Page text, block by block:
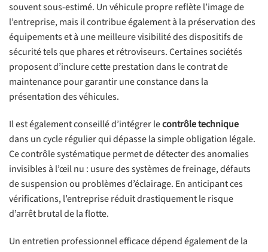
souvent sous-estimé. Un véhicule propre reflète l’image de
l’entreprise, mais il contribue également à la préservation des
équipements et à une meilleure visibilité des dispositifs de
sécurité tels que phares et rétroviseurs. Certaines sociétés
proposent d’inclure cette prestation dans le contrat de
maintenance pour garantir une constance dans la
présentation des véhicules.
Il est également conseillé d’intégrer lecontrôle technique
dans un cycle régulier qui dépasse la simple obligation légale.
Ce contrôle systématique permet de détecter des anomalies
invisibles à l’œil nu : usure des systèmes de freinage, défauts
de suspension ou problèmes d’éclairage. En anticipant ces
vérifications, l’entreprise réduit drastiquement le risque
d’arrêt brutal de la flotte.
Un entretien professionnel efficace dépend également de la